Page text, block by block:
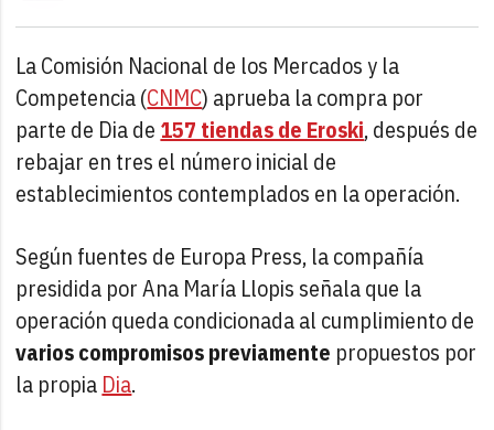
La Comisión Nacional de los Mercados y la
Competencia (CNMC) aprueba la compra por
parte de Dia de 157 tiendas de Eroski, después de
rebajar en tres el número inicial de
establecimientos contemplados en la operación.
Según fuentes de Europa Press, la compañía
presidida por Ana María Llopis señala que la
operación queda condicionada al cumplimiento de
varios compromisos previamente propuestos por
la propia Dia.